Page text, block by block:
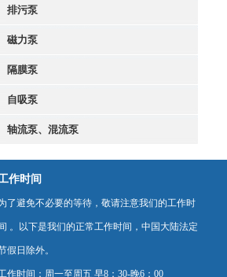
排污泵
磁力泵
隔膜泵
自吸泵
轴流泵、混流泵
作时间
了避免不必要的等待，敬请注意我们的工作时
。以下是我们的正常工作时间，中国大陆法定
假日除外。
作时间：周一至周五 早8：30-晚6：00